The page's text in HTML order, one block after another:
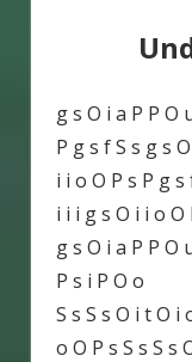
g s O i a P P O
P g s f S s g s
i i o O P s P g s
i i i g s O i i o O
g s O i a P P O
P s i P O o
S s S s O i t O i
o O P s S s S s